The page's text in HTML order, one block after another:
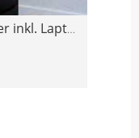
Gratis: Rollbarer Aktenkoffer inkl. Laptopfach